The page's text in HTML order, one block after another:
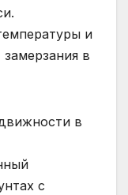
и
в
в
с